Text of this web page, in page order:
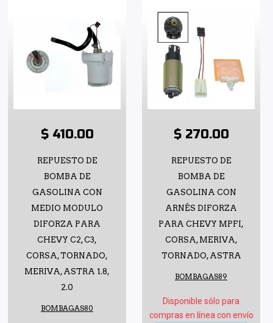
$ 410.00
REPUESTO DE
BOMBA DE
GASOLINA CON
MEDIO MODULO
DIFORZA PARA
CHEVY C2, C3,
CORSA, TORNADO,
MERIVA, ASTRA 1.8,
2.0
BOMBAGAS80
$ 270.00
REPUESTO DE
BOMBA DE
GASOLINA CON
ARNÉS DIFORZA
PARA CHEVY MPFI,
CORSA, MERIVA,
TORNADO, ASTRA
BOMBAGAS89
Disponible sólo para
compras en línea con envío